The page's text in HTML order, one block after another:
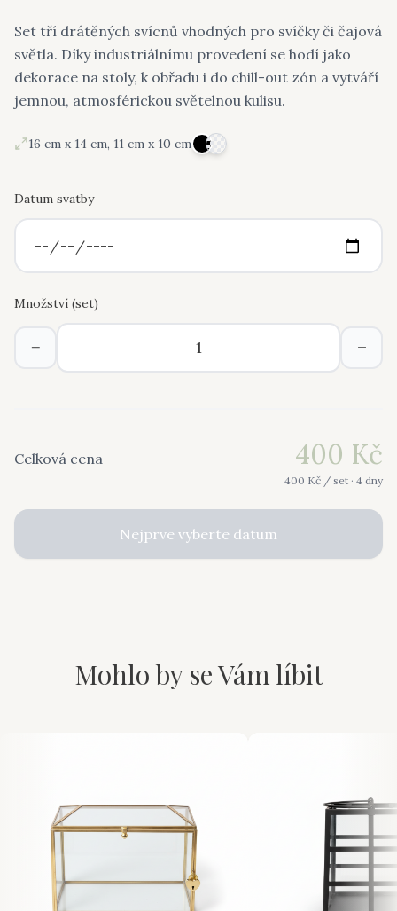
Set tří drátěných svícnů vhodných pro svíčky či čajová
světla. Díky industriálnímu provedení se hodí jako
dekorace na stoly, k obřadu i do chill-out zón a vytváří
jemnou, atmosférickou světelnou kulisu.
16 cm x 14 cm, 11 cm x 10 cm
Datum svatby
Množství (set)
− +
Celková cena 400 Kč
400 Kč / set · 4 dny
Nejprve vyberte datum
Mohlo by se Vám líbit